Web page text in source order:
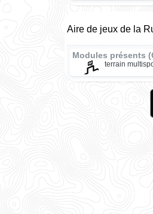
Aire de jeux de la
Modules présents
terrain